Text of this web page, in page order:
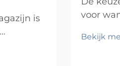
is
voor
Bekijk